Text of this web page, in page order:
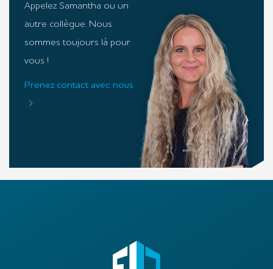
Appelez Samantha ou un
autre collègue. Nous
sommes toujours là pour
vous !
Prenez contact avec nous